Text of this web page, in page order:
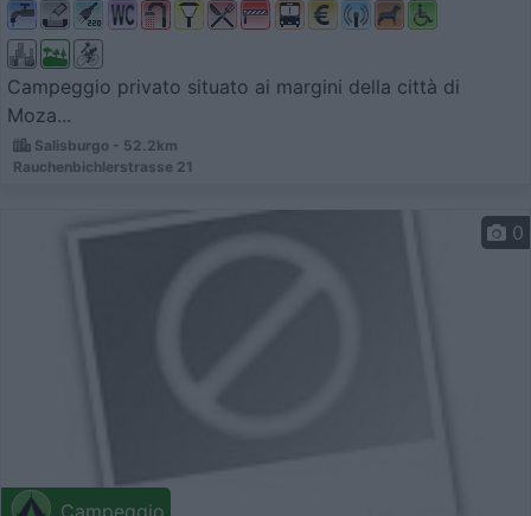
Campeggio privato situato ai margini della città di
Moza...
Salisburgo - 52.2km
Rauchenbichlerstrasse 21
0